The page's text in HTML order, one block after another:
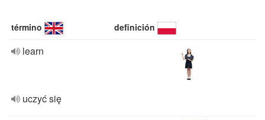
término definición
learn
uczyć się